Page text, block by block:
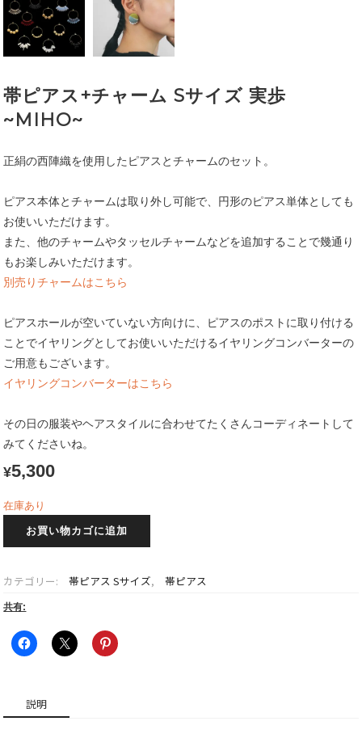
帯ピアス+チャーム Sサイズ 実歩
~MIHO~
正絹の西陣織を使用したピアスとチャームのセット。
ピアス本体とチャームは取り外し可能で、円形のピアス単体としても
お使いいただけます。
また、他のチャームやタッセルチャームなどを追加することで幾通り
もお楽しみいただけます。
別売りチャームはこちら
ピアスホールが空いていない方向けに、ピアスのポストに取り付ける
ことでイヤリングとしてお使いいただけるイヤリングコンバーターの
ご用意もございます。
イヤリングコンバーターはこちら
その日の服装やヘアスタイルに合わせてたくさんコーディネートして
みてくださいね。
¥5,300
在庫あり
ス
+チ
ャ
ム
お買い物カゴに追加
カテゴリー: 帯ピアス Sサイズ, 帯ピアス
共有:
説明